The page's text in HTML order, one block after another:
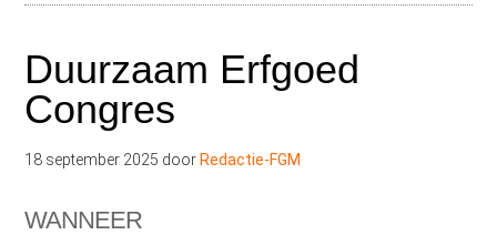
Duurzaam Erfgoed
Congres
18 september 2025 door Redactie-FGM
WANNEER